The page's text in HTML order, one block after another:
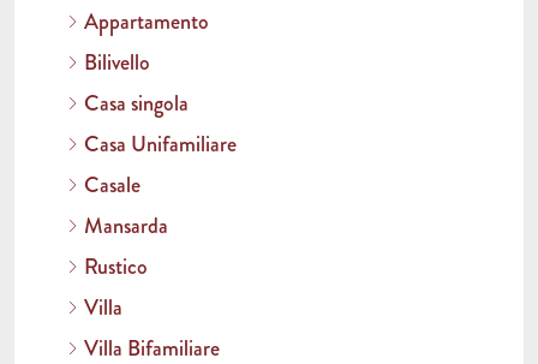
Appartamento
Bilivello
Casa singola
Casa Unifamiliare
Casale
Mansarda
Rustico
Villa
Villa Bifamiliare